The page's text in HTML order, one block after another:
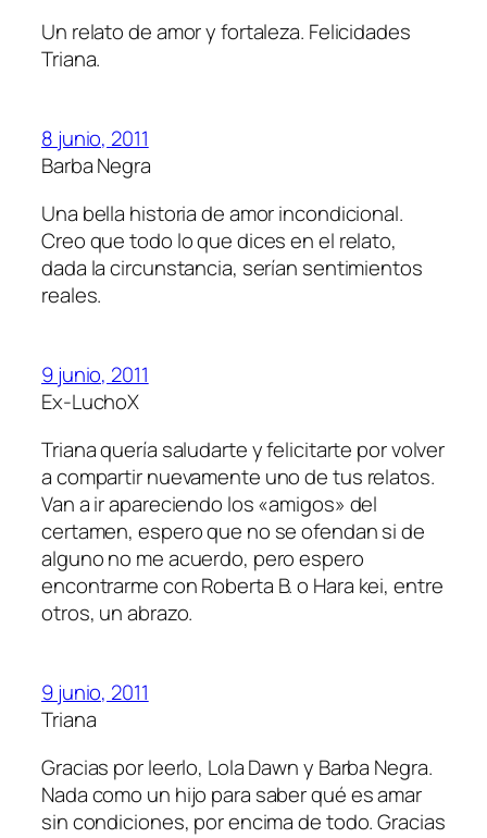
Un relato de amor y fortaleza. Felicidades
Triana.
8 junio, 2011
Barba Negra
Una bella historia de amor incondicional.
Creo que todo lo que dices en el relato,
dada la circunstancia, serían sentimientos
reales.
9 junio, 2011
Ex-LuchoX
Triana quería saludarte y felicitarte por volver
a compartir nuevamente uno de tus relatos.
Van a ir apareciendo los «amigos» del
certamen, espero que no se ofendan si de
alguno no me acuerdo, pero espero
encontrarme con Roberta B. o Hara kei, entre
otros, un abrazo.
9 junio, 2011
Triana
Gracias por leerlo, Lola Dawn y Barba Negra.
Nada como un hijo para saber qué es amar
sin condiciones, por encima de todo. Gracias